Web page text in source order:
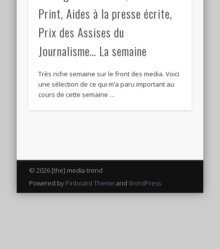
Print, Aides à la presse écrite,
Prix des Assises du
Journalisme… La semaine
Très riche semaine sur le front des media. Voici
une sélection de ce qui m’a paru important au
cours de cette semaine …
© 2026 [the] media trend
Powered by Pinboard Theme and WordPress